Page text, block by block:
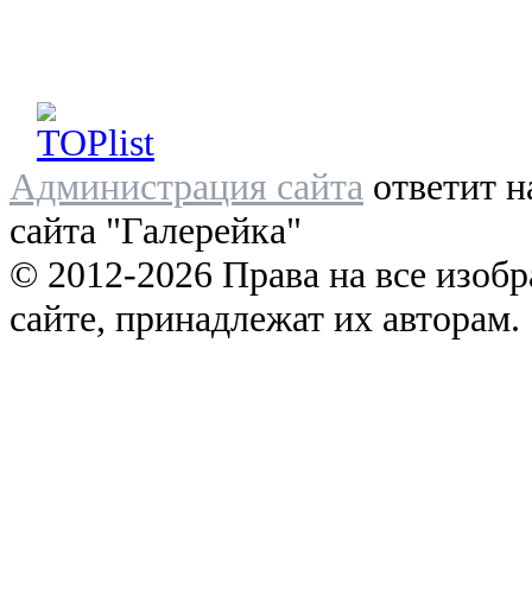
Администрация сайта ответит
сайта "Галерейка"
© 2012-2026 Права на все
сайте, принадлежат их авторам.